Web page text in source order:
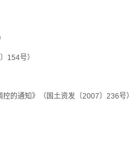
154号）
的通知》（国土资发〔2007〕236号）